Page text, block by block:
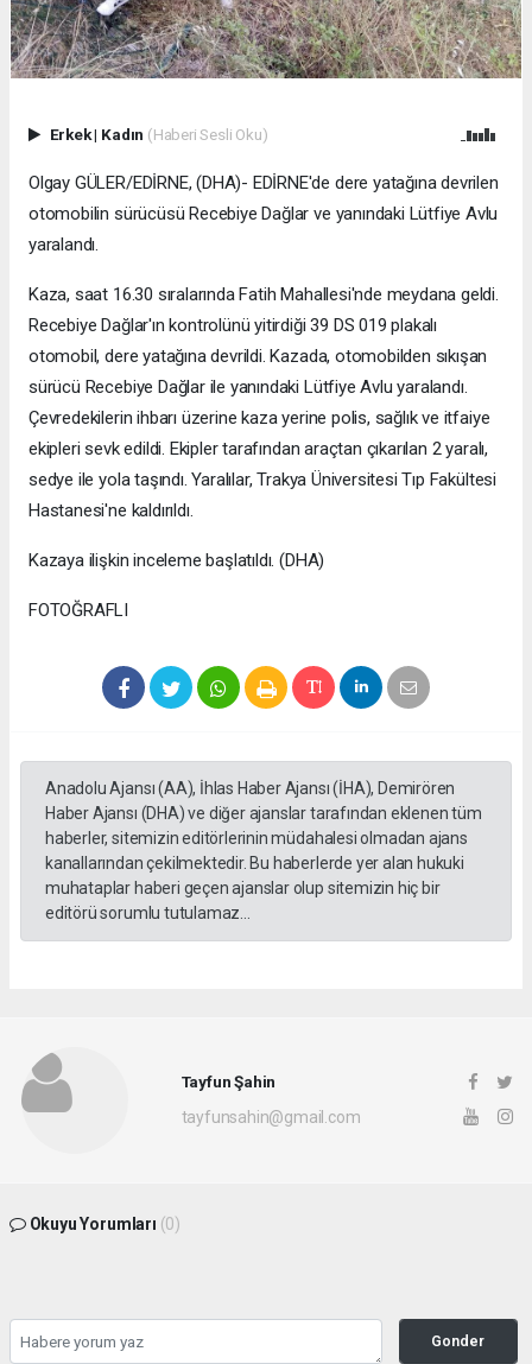
Erkek| Kadın (Haberi Sesli Oku)
Olgay GÜLER/EDİRNE, (DHA)- EDİRNE'de dere yatağına devrilen
otomobilin sürücüsü Recebiye Dağlar ve yanındaki Lütfiye Avlu
yaralandı.
Kaza, saat 16.30 sıralarında Fatih Mahallesi'nde meydana geldi.
Recebiye Dağlar'ın kontrolünü yitirdiği 39 DS 019 plakalı
otomobil, dere yatağına devrildi. Kazada, otomobilden sıkışan
sürücü Recebiye Dağlar ile yanındaki Lütfiye Avlu yaralandı.
Çevredekilerin ihbarı üzerine kaza yerine polis, sağlık ve itfaiye
ekipleri sevk edildi. Ekipler tarafından araçtan çıkarılan 2 yaralı,
sedye ile yola taşındı. Yaralılar, Trakya Üniversitesi Tıp Fakültesi
Hastanesi'ne kaldırıldı.
Kazaya ilişkin inceleme başlatıldı. (DHA)
FOTOĞRAFLI
Anadolu Ajansı (AA), İhlas Haber Ajansı (İHA), Demirören
Haber Ajansı (DHA) ve diğer ajanslar tarafından eklenen tüm
haberler, sitemizin editörlerinin müdahalesi olmadan ajans
kanallarından çekilmektedir. Bu haberlerde yer alan hukuki
muhataplar haberi geçen ajanslar olup sitemizin hiç bir
editörü sorumlu tutulamaz...
Tayfun Şahin
tayfunsahin@gmail.com
Okuyu Yorumları (0)
Gonder